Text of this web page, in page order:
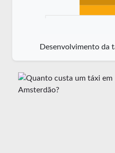
Desenvolvimento da